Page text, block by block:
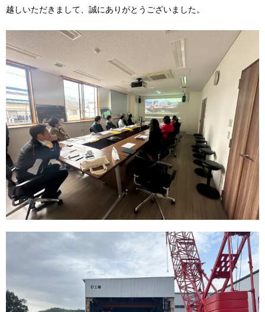
越しいただきまして、誠にありがとうございました。